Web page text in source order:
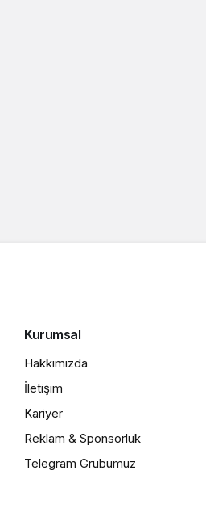
Kurumsal
Hakkımızda
İletişim
Kariyer
Reklam & Sponsorluk
Telegram Grubumuz